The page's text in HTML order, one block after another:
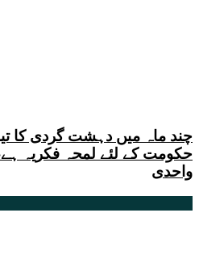
چند ماہ میں دہشت گردی کا
حکومت کے لئے لمحہ فکریہ
واحدی